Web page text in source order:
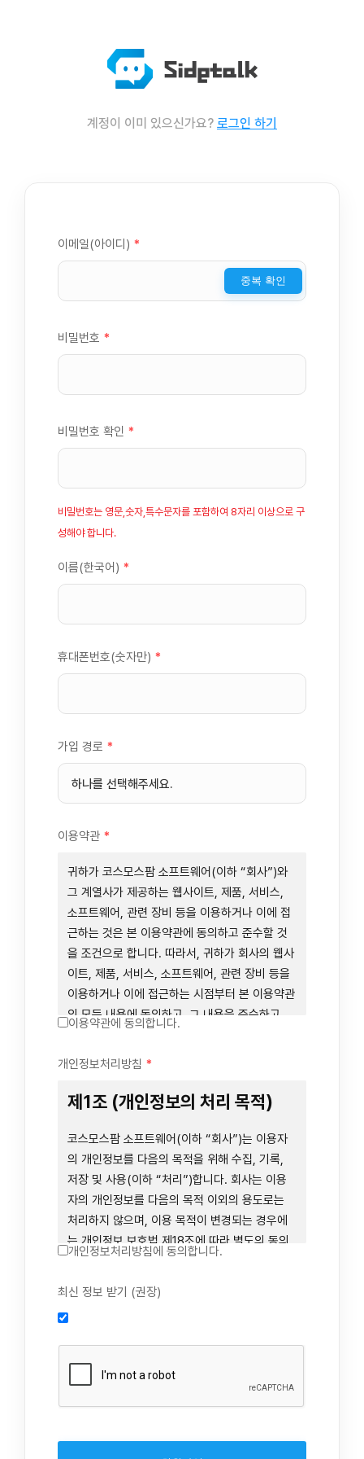
계정이 이미 있으신가요? 로그인 하기
이메일(아이디) *
중복 확인
비밀번호 *
비밀번호 확인 *
비밀번호는 영문,숫자,특수문자를 포함하여 8자리 이상으로 구
성해야 합니다.
이름(한국어) *
휴대폰번호(숫자만) *
가입 경로 *
이용약관 *
귀하가 코스모스팜 소프트웨어(이하 “회사”)와
그 계열사가 제공하는 웹사이트, 제품, 서비스,
소프트웨어, 관련 장비 등을 이용하거나 이에 접
근하는 것은 본 이용약관에 동의하고 준수할 것
을 조건으로 합니다. 따라서, 귀하가 회사의 웹사
이트, 제품, 서비스, 소프트웨어, 관련 장비 등을
이용하거나 이에 접근하는 시점부터 본 이용약관
의 모든 내용에 동의하고, 그 내용을 준수하고,
귀하가 본 이용약관에 동의하지 않을 경우에는
련 장비 등을 이용하거나 이에 접근하는 행위를
즉시 중단하여야 합니다. 그러므로, 서비스 사용
전에 본 이용약관의 내용을 주의 깊게 읽으시기
바랍니다.
제1장 총칙
제1조 (목적)
웹사이트, 관련 소프트웨어 및 장비 등을 통하여
제공하는 "사이드톡" 서비스와 관련하여 회사와
사항을 규정함을 목적으로 합니다.
이용약관에 동의합니다.
개인정보처리방침 *
제1조 (개인정보의 처리 목적)
코스모스팜 소프트웨어(이하 “회사”)는 이용자
의 개인정보를 다음의 목적을 위해 수집, 기록,
저장 및 사용(이하 “처리”)합니다. 회사는 이용
자의 개인정보를 다음의 목적 이외의 용도로는
처리하지 않으며, 이용 목적이 변경되는 경우에
는 개인정보 보호법 제18조에 따라 별도의 동의
를 받는 등 법령상 필요한 조치를 이행합니다.
인 동의 진행, 이용자 및 법정대리인의 본인 확
인, 이용자 식별, 회원탈퇴 의사의 확인
2. 약관 위반 행위 등을 포함하여 서비스의 원활
한 운영에 지장을 주는 행위에 대한 방지 및 제
재, 계정도용 방지, 약관 개정 등의 고지사항 전
달, 분쟁조정을 위한 기록 보존, 민원처리 등 이
3. 서비스 이용기록과 접속 빈도 분석, 서비스 이
개인정보처리방침에 동의합니다.
최신 정보 받기 (권장)